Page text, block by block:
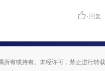
· 回复
有或持有。未经许可，禁止进行转